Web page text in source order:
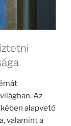
Az
alapvető
valamint a